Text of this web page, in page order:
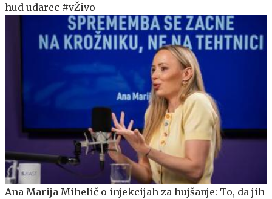
hud udarec #vŽivo
Ana Marija Mihelič o injekcijah za hujšanje: To, da jih